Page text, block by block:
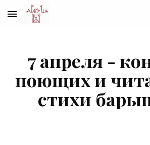
Skip to main content
7 апреля -
поющих и
стихи